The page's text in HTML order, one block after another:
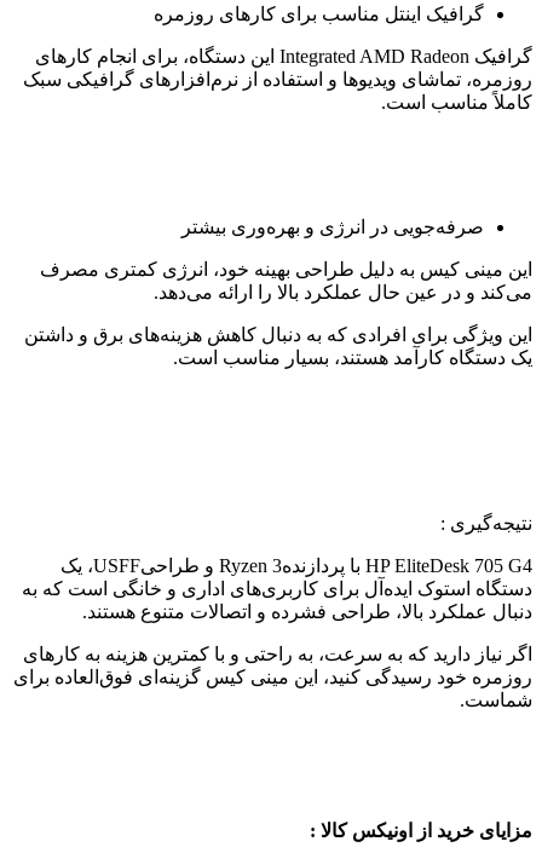
گرافیک اینتل مناسب برای کارهای روزمره
گرافیک Integrated AMD Radeon این دستگاه، برای انجام کارهای
روزمره، تماشای ویدیوها و استفاده از نرم‌افزارهای گرافیکی سبک
کاملاً مناسب است.
صرفه‌جویی در انرژی و بهره‌وری بیشتر
این مینی کیس به دلیل طراحی بهینه خود، انرژی کمتری مصرف
می‌کند و در عین حال عملکرد بالا را ارائه می‌دهد.
این ویژگی برای افرادی که به دنبال کاهش هزینه‌های برق و داشتن
یک دستگاه کارآمد هستند، بسیار مناسب است.
نتیجه‌گیری :
HP EliteDesk 705 G4 با پردازندهRyzen 3 و طراحیUSFF، یک
دستگاه استوک ایده‌آل برای کاربری‌های اداری و خانگی است که به
دنبال عملکرد بالا، طراحی فشرده و اتصالات متنوع هستند.
اگر نیاز دارید که به سرعت، به راحتی و با کمترین هزینه به کارهای
روزمره خود رسیدگی کنید، این مینی کیس گزینه‌ای فوق‌العاده برای
شماست.
مزایای خرید از اونیکس کالا :